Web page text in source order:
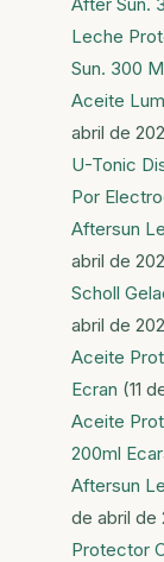
Leche
Sun. 300
Aceite
abril de
U-Tonic
Por
Aftersun
abril de
Scholl
abril de
Aceite
Ecran (11
Aceite
200ml
Aftersun
de abril de
Protector